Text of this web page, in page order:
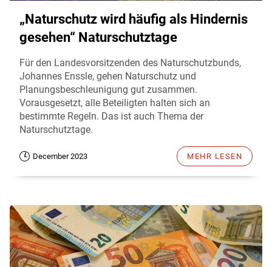
„Naturschutz wird häufig als Hindernis
gesehen“ Naturschutztage
Für den Landesvorsitzenden des Naturschutzbunds,
Johannes Enssle, gehen Naturschutz und
Planungsbeschleunigung gut zusammen.
Vorausgesetzt, alle Beteiligten halten sich an
bestimmte Regeln. Das ist auch Thema der
Naturschutztage.
December 2023 MEHR LESEN